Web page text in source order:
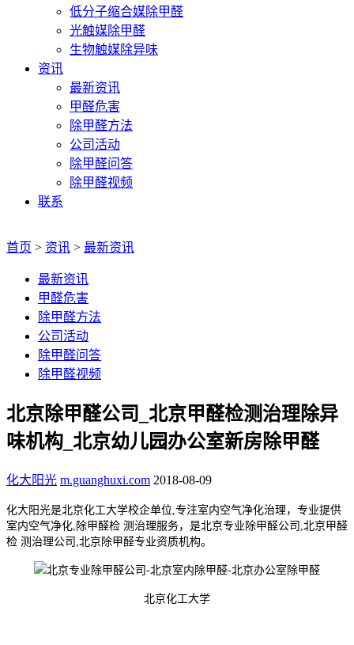
低分子缩合媒除甲醛
光触媒除甲醛
生物触媒除异味
资讯
最新资讯
甲醛危害
除甲醛方法
公司活动
除甲醛问答
除甲醛视频
联系
首页 > 资讯 > 最新资讯
最新资讯
甲醛危害
除甲醛方法
公司活动
除甲醛问答
除甲醛视频
北京除甲醛公司_北京甲醛检测治理除异
味机构_北京幼儿园办公室新房除甲醛
化大阳光 m.guanghuxi.com 2018-08-09
化大阳光是北京化工大学校企单位, 专注室内空气净化治理， 专业提供
室内空气净化,除甲醛检 测治理服务，是北京专业除甲醛公司 北京甲醛
检 测治理公司 北京除甲醛专业资质机构。
北京化工大学